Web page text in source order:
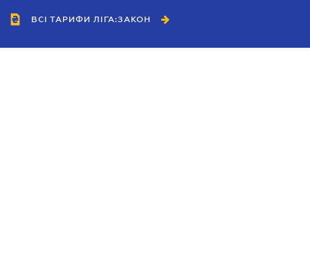
ВСІ ТАРИФИ ЛІГА:ЗАКОН